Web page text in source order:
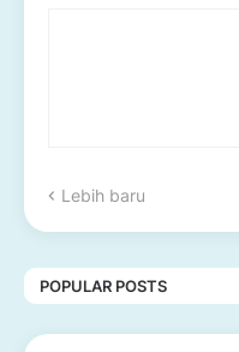
Lebih baru
POPULAR POSTS